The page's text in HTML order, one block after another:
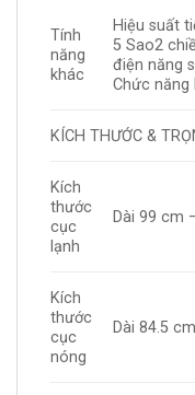
Tính
năng
khác
Hiệu suất
5 Sao2
điện năng
Chức năng
KÍCH THƯỚC &
Kích
thước
cục
lạnh
Dài 99 cm
Kích
thước
cục
nóng
Dài 84.5